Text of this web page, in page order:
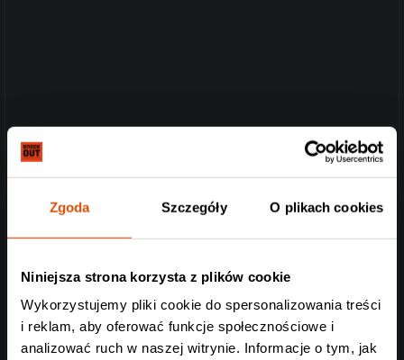
Zgoda Szczegóły O plikach cookies
Niniejsza strona korzysta z plików cookie
Wykorzystujemy pliki cookie do spersonalizowania treści
i reklam, aby oferować funkcje społecznościowe i
analizować ruch w naszej witrynie. Informacje o tym, jak